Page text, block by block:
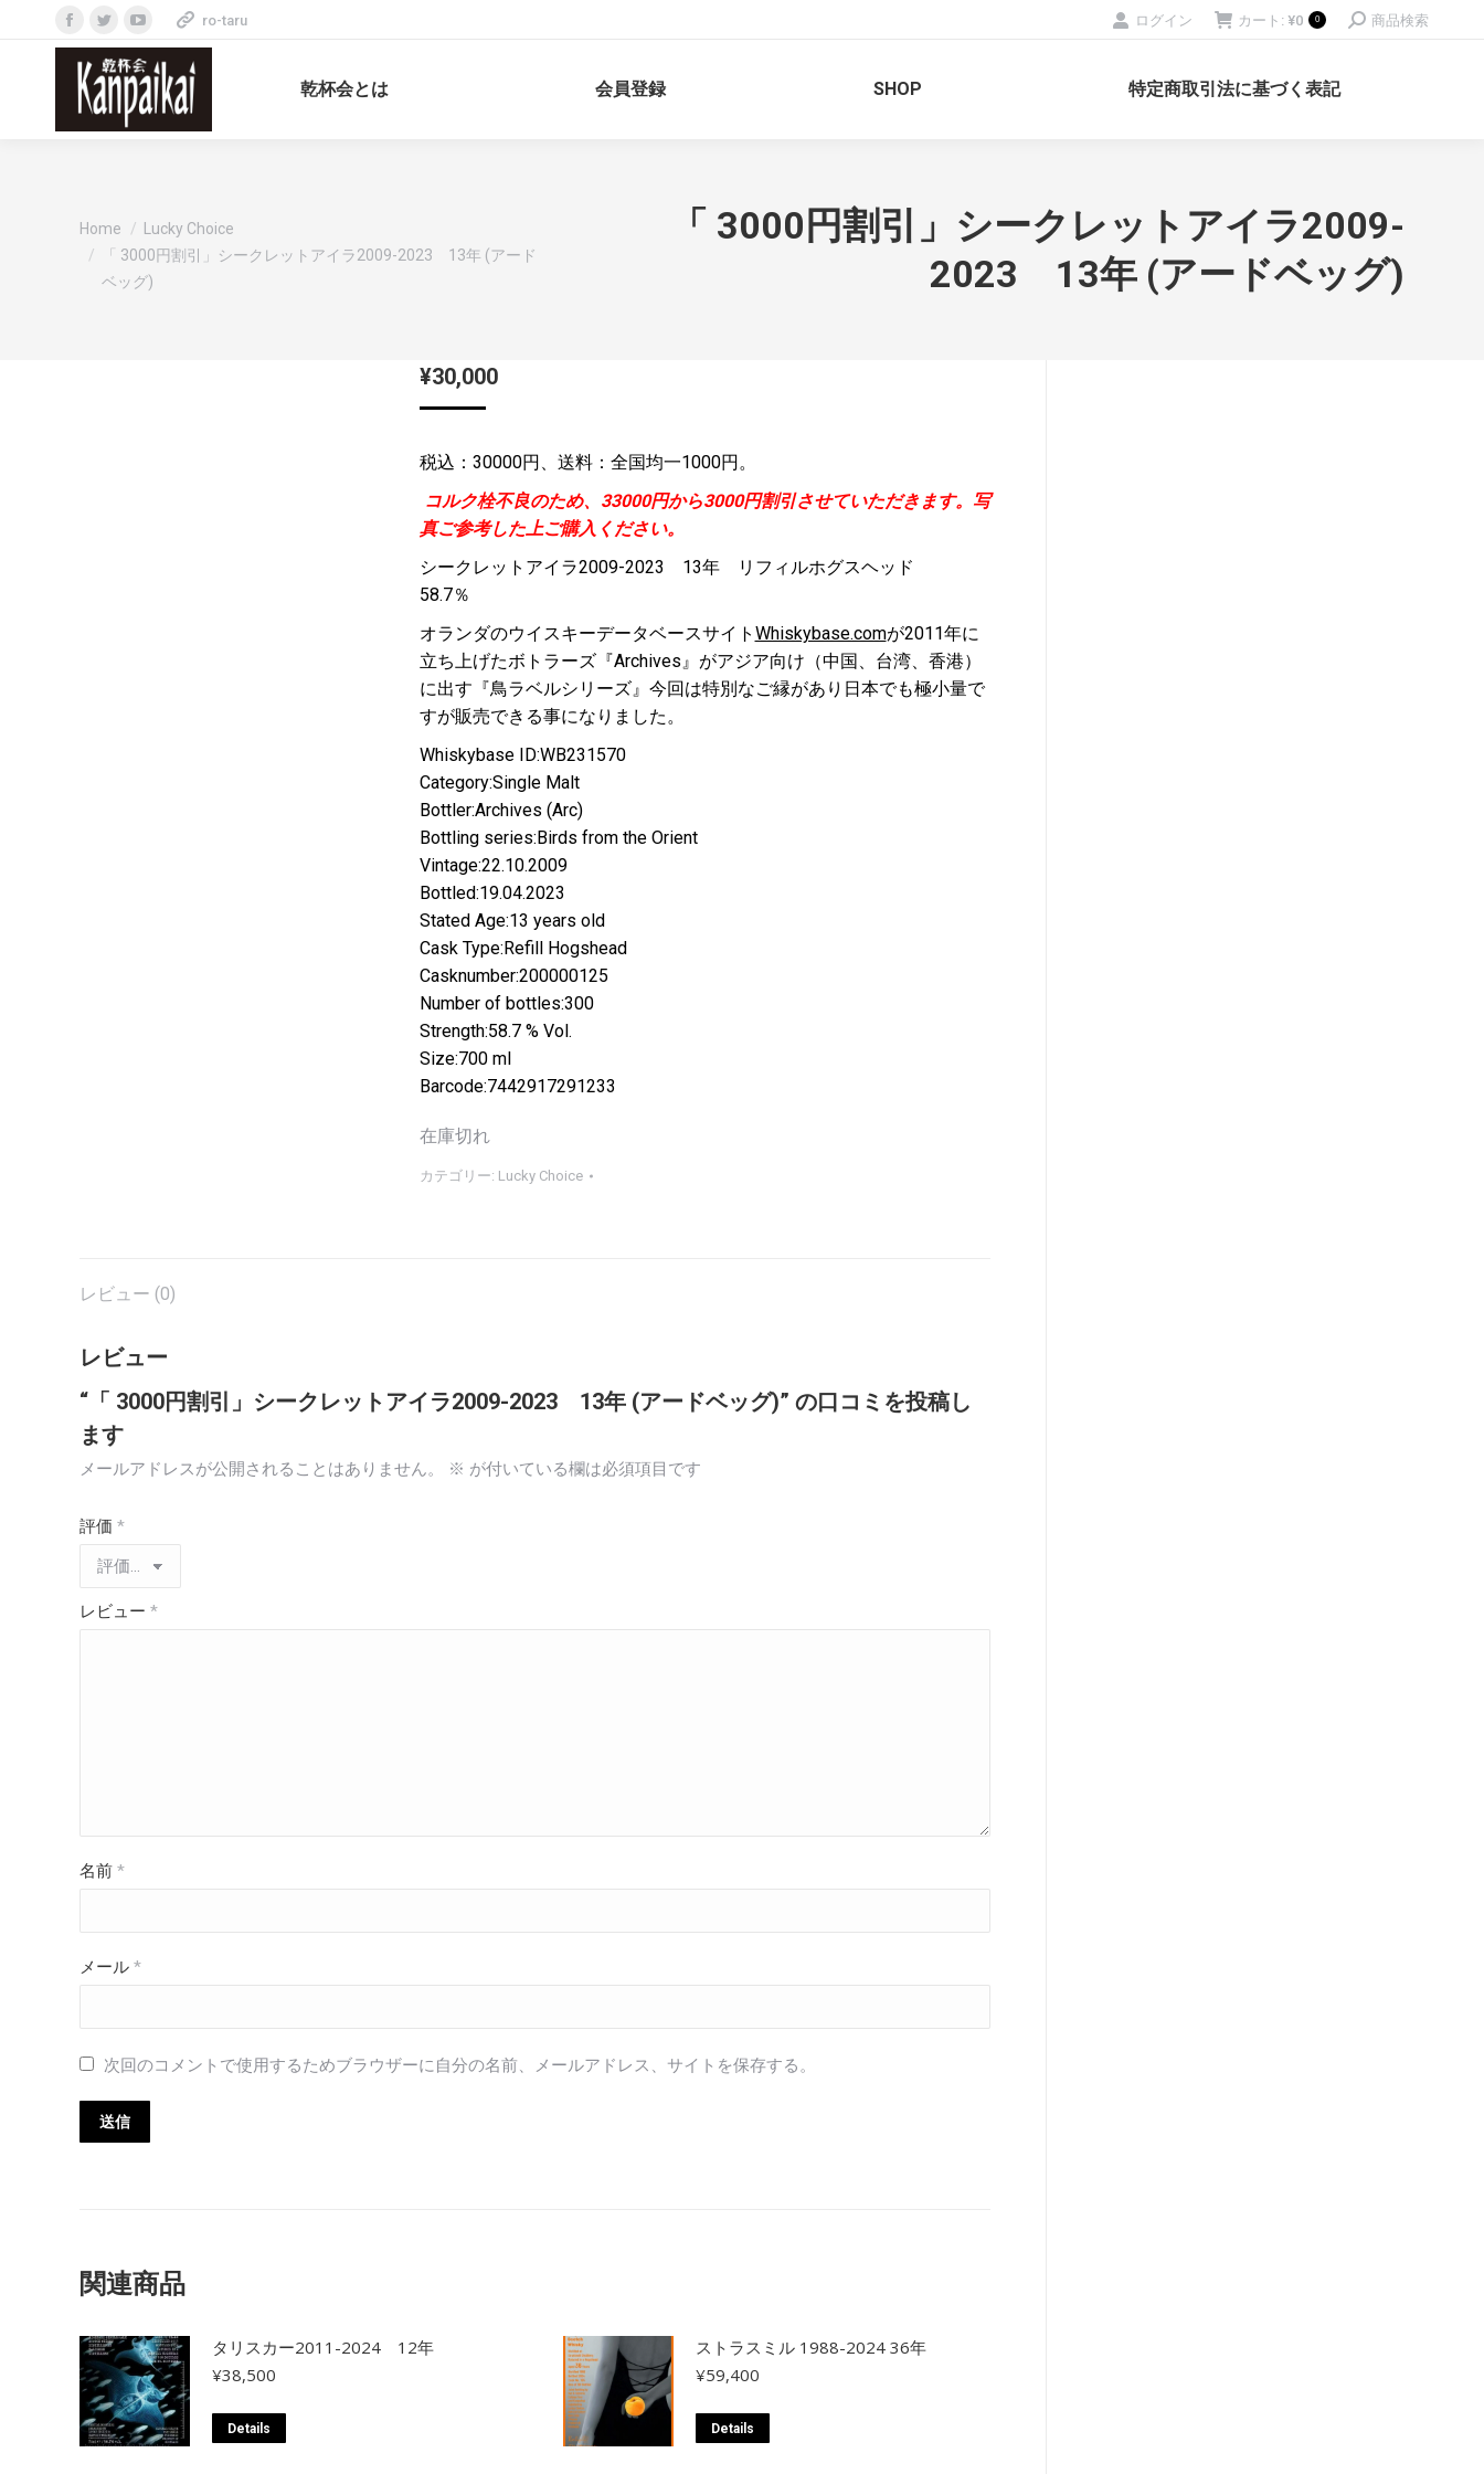
Facebook
page
opens
in
Twitter
page
opens
in
YouTube
page
opens
in
ro-taru ログイン カート: ¥0 0 Search:
商品検索
乾杯会とは 会員登録 SHOP 特定商取引法に基づく表記
You are here:
Home
Lucky Choice
「 3000円割引」シークレットアイラ2009-2023 13年 (アード
ベッグ)
「 3000円割引」シークレットアイラ2009-
2023 13年 (アードベッグ)
¥30,000
税込：30000円、送料：全国均一1000円。
コルク栓不良のため、33000円から3000円割引させていただきます。写
真ご参考した上ご購入ください。
シークレットアイラ2009-2023 13年 リフィルホグスヘッド
58.7％
オランダのウイスキーデータベースサイト Whiskybase.comが2011年に
立ち上げたボトラーズ『Archives』がアジア向け（中国、台湾、香港）
に出す『鳥ラベルシリーズ』今回は特別なご縁があり日本でも極小量で
すが販売できる事になりました。
Whiskybase ID:WB231570
Category:Single Malt
Bottler:Archives (Arc)
Bottling series:Birds from the Orient
Vintage:22.10.2009
Bottled:19.04.2023
Stated Age:13 years old
Cask Type:Refill Hogshead
Casknumber:200000125
Number of bottles:300
Strength:58.7 % Vol.
Size:700 ml
Barcode:7442917291233
在庫切れ
カテゴリー: Lucky Choice
レビュー (0)
レビュー
“「 3000円割引」シークレットアイラ2009-2023 13年 (アードベッグ)” の口コミを投稿し
ます
メールアドレスが公開されることはありません。 ※ が付いている欄は必須項目です
評価 *
レビュー *
名前 *
メール *
次回のコメントで使用するためブラウザーに自分の名前、メールアドレス、サイトを保存する。
関連商品
タリスカー2011-2024 12年
¥38,500
Details
ストラスミル 1988-2024 36年
¥59,400
Details